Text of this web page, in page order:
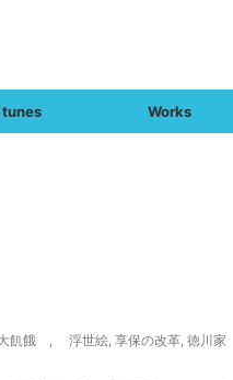
Works
飢餓 , 浮世絵, 享保の改革, 徳川家